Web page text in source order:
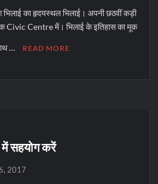
भिलाई का हृदयस्थल भिलाई। अपनी छठवीं कड़ी
Civic Centre में। भिलाई के इतिहास का मूक
… READ MORE
सहयोग करें
2017